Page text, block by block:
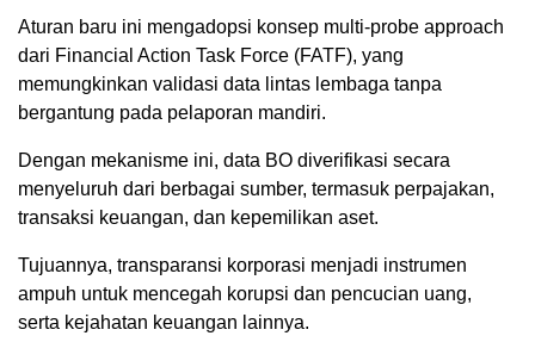
Aturan baru ini mengadopsi konsep multi-probe approach
dari Financial Action Task Force (FATF), yang
memungkinkan validasi data lintas lembaga tanpa
bergantung pada pelaporan mandiri.
Dengan mekanisme ini, data BO diverifikasi secara
menyeluruh dari berbagai sumber, termasuk perpajakan,
transaksi keuangan, dan kepemilikan aset.
Tujuannya, transparansi korporasi menjadi instrumen
ampuh untuk mencegah korupsi dan pencucian uang,
serta kejahatan keuangan lainnya.